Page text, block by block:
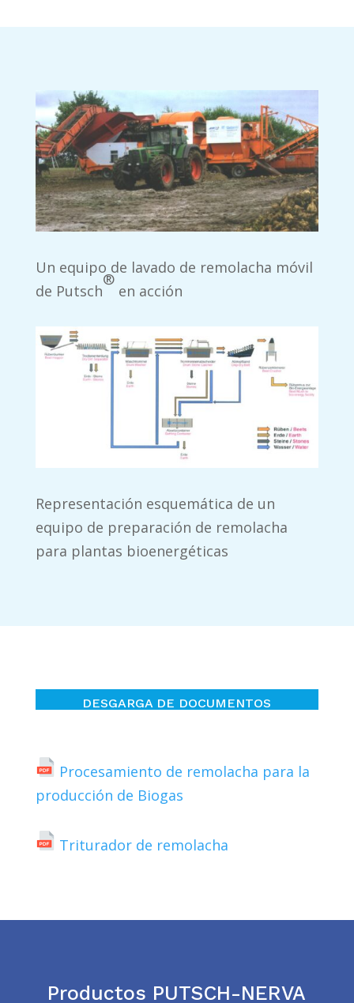
Un equipo de lavado de remolacha móvil
de Putsch
®
en acción
Representación esquemática de un
equipo de preparación de remolacha
para plantas bioenergéticas
DESGARGA DE DOCUMENTOS
Procesamiento de remolacha para la
producción de Biogas
Triturador de remolacha
Productos PUTSCH-NERVA